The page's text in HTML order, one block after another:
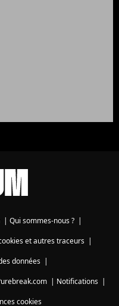
| Qui sommes-nous ? |
et autres traceurs|
données|
| Notifications |
cookies